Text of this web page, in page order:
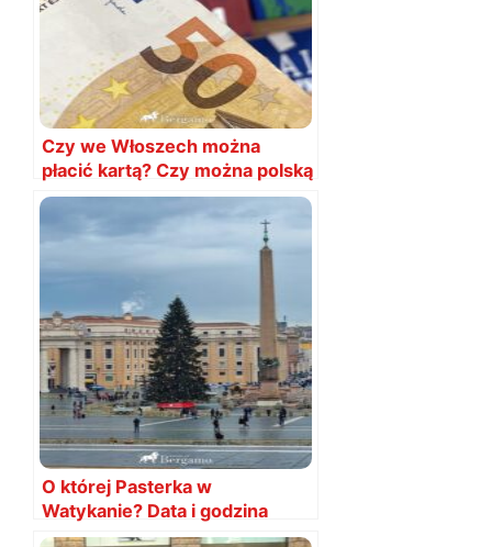
Czy we Włoszech można
płacić kartą? Czy można polską
O której Pasterka w
Watykanie? Data i godzina
2024